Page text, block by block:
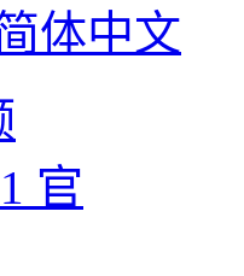
体中文